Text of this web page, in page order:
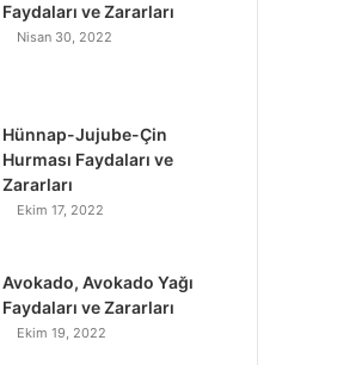
Faydaları ve Zararları
Nisan 30, 2022
Hünnap-Jujube-Çin
Hurması Faydaları ve
Zararları
Ekim 17, 2022
Avokado, Avokado Yağı
Faydaları ve Zararları
Ekim 19, 2022